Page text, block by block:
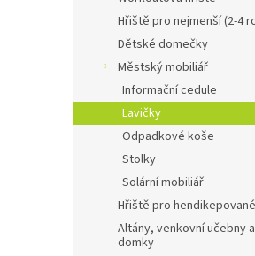
Hřiště pro nejmenší (2-4
Dětské domečky
Městský mobiliář
Informační cedule
Lavičky
Odpadkové koše
Stolky
Solární mobiliář
Hřiště pro hendikepované
Altány, venkovní učebny
domky